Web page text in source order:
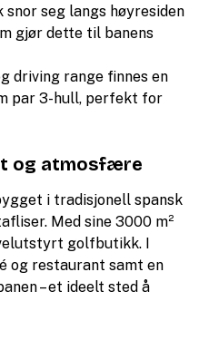
seg langs høyresiden
gjør dette til banens
driving range finnes en
par 3-hull, perfekt for
og atmosfære
i tradisjonell spansk
Med sine 3000 m²
golfbutikk. I
og restaurant samt en
– et ideelt sted å